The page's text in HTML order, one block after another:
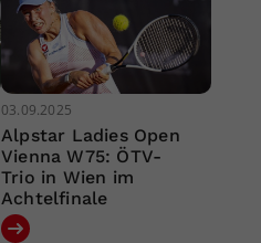
03.09.2025
Alpstar Ladies Open
Vienna W75: ÖTV-
Trio in Wien im
Achtelfinale